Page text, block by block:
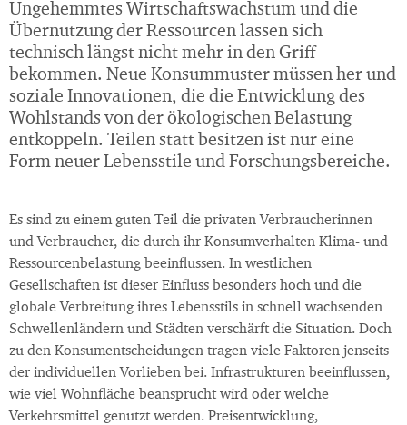
Ungehemmtes Wirtschaftswachstum und die
Übernutzung der Ressourcen lassen sich
technisch längst nicht mehr in den Griff
bekommen. Neue Konsummuster müssen her und
soziale Innovationen, die die Entwicklung des
Wohlstands von der ökologischen Belastung
entkoppeln. Teilen statt besitzen ist nur eine
Form neuer Lebensstile und Forschungsbereiche.
Es sind zu einem guten Teil die privaten Verbraucherinnen
und Verbraucher, die durch ihr Konsumverhalten Klima- und
Ressourcenbelastung beeinflussen. In westlichen
Gesellschaften ist dieser Einfluss besonders hoch und die
globale Verbreitung ihres Lebensstils in schnell wachsenden
Schwellenländern und Städten verschärft die Situation. Doch
zu den Konsumentscheidungen tragen viele Faktoren jenseits
der individuellen Vorlieben bei. Infrastrukturen beeinflussen,
wie viel Wohnfläche beansprucht wird oder welche
Verkehrsmittel genutzt werden. Preisentwicklung,